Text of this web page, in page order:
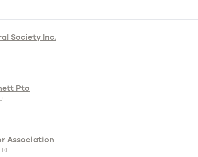
Society Inc.
Pto
Association